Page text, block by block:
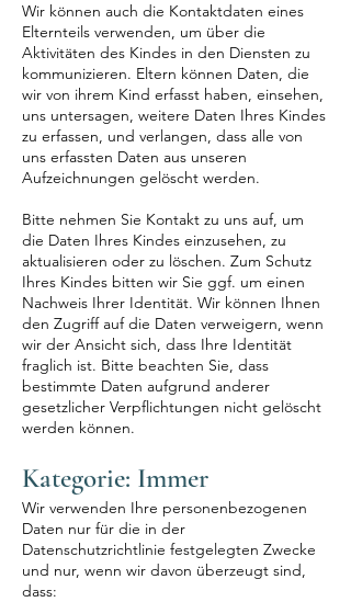
Wir können auch die Kontaktdaten eines
Elternteils verwenden, um über die
Aktivitäten des Kindes in den Diensten zu
kommunizieren. Eltern können Daten, die
wir von ihrem Kind erfasst haben, einsehen,
uns untersagen, weitere Daten Ihres Kindes
zu erfassen, und verlangen, dass alle von
uns erfassten Daten aus unseren
Aufzeichnungen gelöscht werden.
Bitte nehmen Sie Kontakt zu uns auf, um
die Daten Ihres Kindes einzusehen, zu
aktualisieren oder zu löschen. Zum Schutz
Ihres Kindes bitten wir Sie ggf. um einen
Nachweis Ihrer Identität. Wir können Ihnen
den Zugriff auf die Daten verweigern, wenn
wir der Ansicht sich, dass Ihre Identität
fraglich ist. Bitte beachten Sie, dass
bestimmte Daten aufgrund anderer
gesetzlicher Verpflichtungen nicht gelöscht
werden können.
Kategorie: Immer
Wir verwenden Ihre personenbezogenen
Daten nur für die in der
Datenschutzrichtlinie festgelegten Zwecke
und nur, wenn wir davon überzeugt sind,
dass: